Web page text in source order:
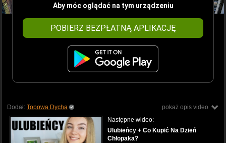
Aby móc oglądać na tym urządzeniu
POBIERZ BEZPŁATNĄ APLIKACJĘ
pokaż opis video
Dodał: Topowa Dycha
Następne wideo:
Ulubieńcy + Co Kupić Na Dzień
Chłopaka?